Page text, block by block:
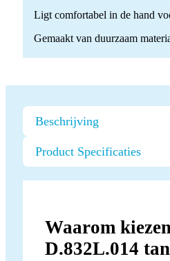
Ligt comfortabel in de hand
Gemaakt van duurzaam
Beschrijving
Product Specificaties
Waarom
D.832L.014